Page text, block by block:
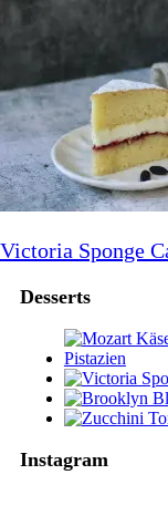
Victoria Sponge
Desserts
Instagram